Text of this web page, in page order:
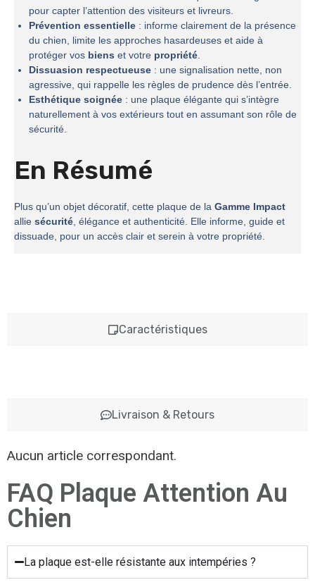
Caractéristiques
Livraison & Retours
pour capter l’attention des visiteurs et livreurs.
Prévention essentielle : informe clairement de la présence
du chien, limite les approches hasardeuses et aide à
protéger vos biens et votre propriété
Dissuasion respectueuse : une signalisation nette, non
agressive, qui rappelle les règles de prudence dès l’entrée.
Esthétique soignée : une plaque élégante qui s’intègre
naturellement à vos extérieurs tout en assumant son rôle de
sécurité.
En Résumé
Plus qu’un objet décoratif, cette plaque de la Gamme Impact
allie sécurité , élégance et authenticité. Elle informe, guide et
dissuade, pour un accès clair et serein à votre propriété.
Aucun article correspondant.
FAQ Plaque Attention Au
Chien
La plaque est-elle résistante aux intempéries ?